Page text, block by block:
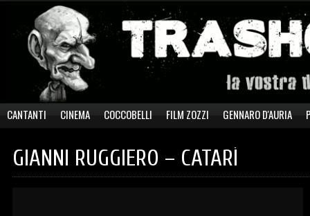
CANTANTI CINEMA COCCOBELLI FILM ZOZZI GENNARO D'AURIA
GIANNI RUGGIERO – CATARÌ